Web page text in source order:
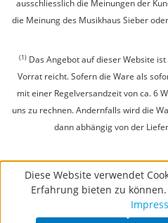
ausschliesslich die Meinungen der
die Meinung des Musikhaus Sieber
(1) Das Angebot auf dieser Website
Vorrat reicht. Sofern die Ware als
mit einer Regelversandzeit von ca. 6
uns zu rechnen. Andernfalls wird die
dann abhängig von der
Diese Website verwendet
Erfahrung bieten zu können.